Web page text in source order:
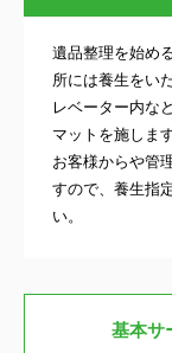
遺品整理を始め
所には養生をい
レベーター内な
マットを施します
お客様からや管
すので、養生指
い。
基本サ